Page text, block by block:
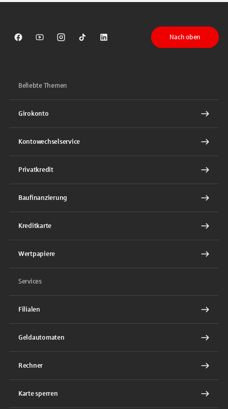
Sparkasse auf Facebook
Sparkasse auf Youtube
Sparkasse auf Instagram
Sparkasse auf TikTok
Sparkasse auf LinkedIn
Nach oben
Beliebte Themen
Girokonto
Kontowechselservice
Privatkredit
Baufinanzierung
Kreditkarte
Wertpapiere
Services
Filialen
Geldautomaten
Rechner
Karte sperren